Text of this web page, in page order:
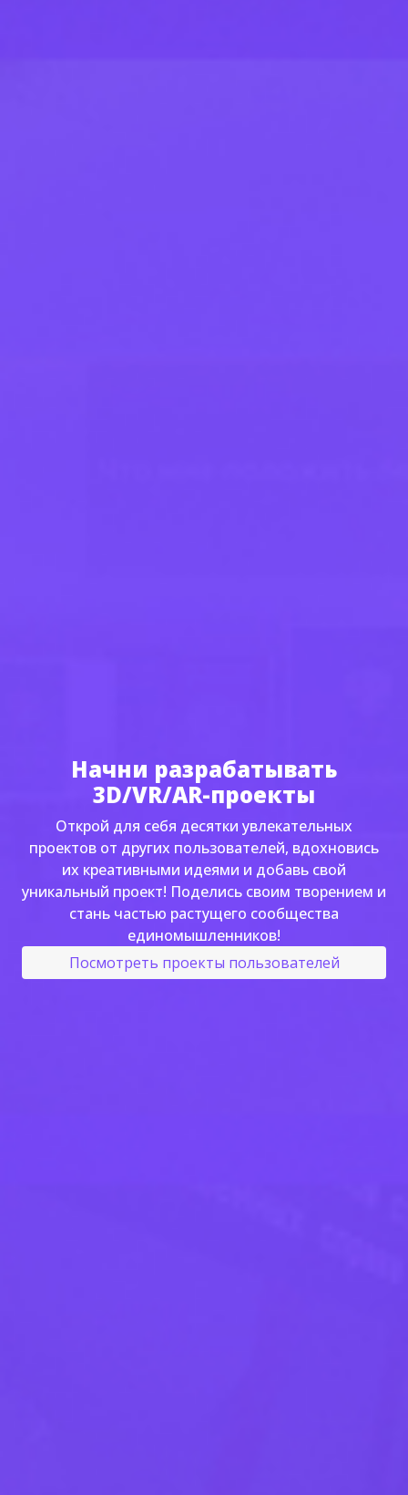
Начни разрабатывать
3D/VR/AR-проекты
Открой для себя десятки увлекательных
проектов от других пользователей, вдохновись
их креативными идеями и добавь свой
уникальный проект! Поделись своим творением и
стань частью растущего сообщества
единомышленников!
Посмотреть проекты пользователей